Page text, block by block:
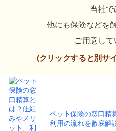
当社で
他にも保険などを
ご用意して
(クリックすると別サ
ペット保険の窓口精
利用の流れを徹底解